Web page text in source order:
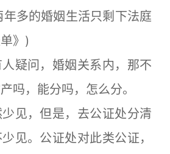
多的婚姻生活只剩下法庭
》)
问，婚姻关系内，那不
吗，能分吗，怎么分。
，但是，去公证处分清
见。公证处对此类公证，